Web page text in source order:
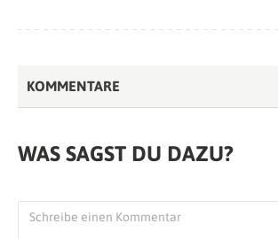
KOMMENTARE
WAS SAGST DU DAZU?